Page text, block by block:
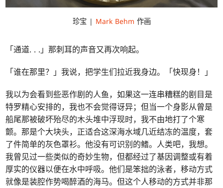
珍宝 | Mark Behm 作画
「通道. . . 」那刺耳的声音又再次响起。
「谁在那里？」我说，把学生们拉近我身边。「快现身！」
我以为会看到些恶作剧的人鱼，如果这一连串糟糕的剧目是
特罗精心安排的，我也不会觉得讶异；但当一个身影从曾是
船尾那被破坏殆尽的木头堆中浮现时，我不由地打了个寒
颤。那是个大块头，正适合这深海水域几近结冻的温度，套
了件简单的灰色罩衫。他没有可识别的鳍。人类吧，我想。
我曾见过一些类似的奇妙生物，但都经过了基因调整或有着
厚实的仪器以便在水中呼吸。他们是笨拙的泳者，移动方式
就像是装腔作势喝醉酒的海马。但这个人移动的方式并非那